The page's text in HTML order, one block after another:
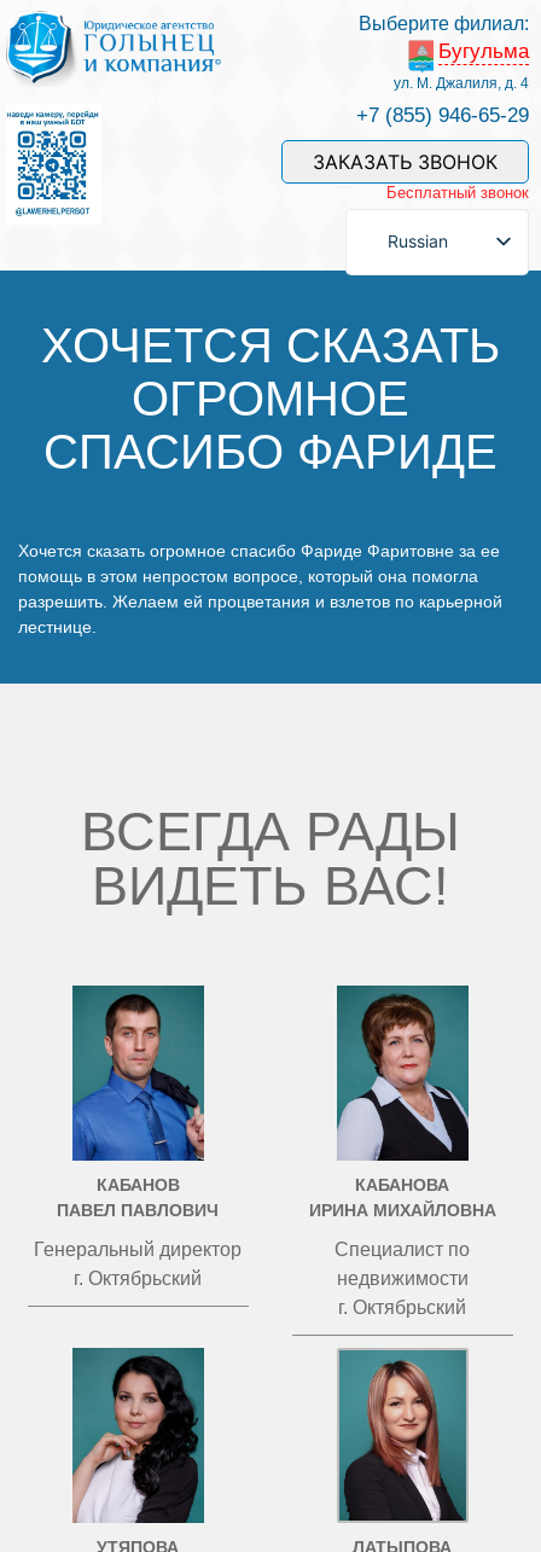
Услуги и наши специалисты
Оплата услуг
Задать вопрос
Полезные статьи
Наши победы
Видео о нас
Выберите филиал:
Бугульма
ул. М. Джалиля, д. 4
+7 (855) 946-65-29
ЗАКАЗАТЬ ЗВОНОК
Бесплатный звонок
Russian
ХОЧЕТСЯ СКАЗАТЬ
ОГРОМНОЕ
СПАСИБО ФАРИДЕ
Хочется сказать огромное спасибо Фариде Фаритовне за ее
помощь в этом непростом вопросе, который она помогла
разрешить. Желаем ей процветания и взлетов по карьерной
лестнице.
ВСЕГДА РАДЫ
ВИДЕТЬ ВАС!
КАБАНОВ
ПАВЕЛ ПАВЛОВИЧ
Генеральный директор
г. Октябрьский
КАБАНОВА
ИРИНА МИХАЙЛОВНА
Специалист по
недвижимости
г. Октябрьский
УТЯПОВА
ЛАТЫПОВА